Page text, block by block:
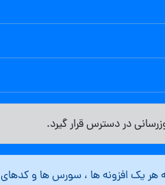
در دسترس قرار گیرد.
هر یک افزونه ها ، سورس ها و کدهای